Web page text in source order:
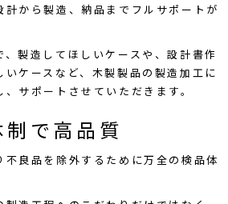
計から製造、納品までフルサポートが
製造してほしいケースや、設計書作
ケースなど、木製製品の製造加工に
サポートさせていただきます。
で高品質
不良品を除外するために万全の検品体